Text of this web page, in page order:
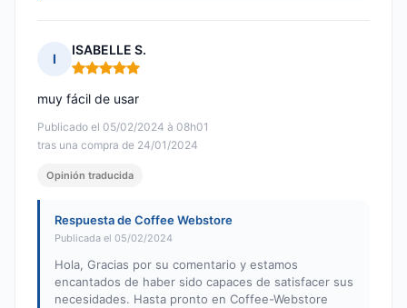
I
ISABELLE S.
Nota: 5 de 5
Publicado el 05/02/2024 à 08h01
tras una compra de 24/01/2024
muy fácil de usar
Opinión traducida
Respuesta de Coffee Webstore
Publicada el 05/02/2024
Hola, Gracias por su comentario y estamos
encantados de haber sido capaces de satisfacer sus
necesidades. Hasta pronto en Coffee-Webstore